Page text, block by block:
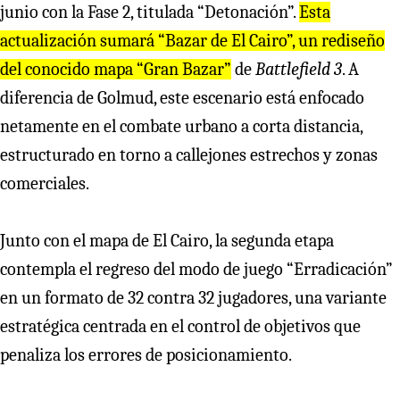
junio con la Fase 2, titulada “Detonación”.Esta
actualización sumará “Bazar de El Cairo”, un rediseño
del conocido mapa “Gran Bazar” deBattlefield 3. A
diferencia de Golmud, este escenario está enfocado
netamente en el combate urbano a corta distancia,
estructurado en torno a callejones estrechos y zonas
comerciales.
Junto con el mapa de El Cairo, la segunda etapa
contempla el regreso del modo de juego “Erradicación”
en un formato de 32 contra 32 jugadores, una variante
estratégica centrada en el control de objetivos que
penaliza los errores de posicionamiento.